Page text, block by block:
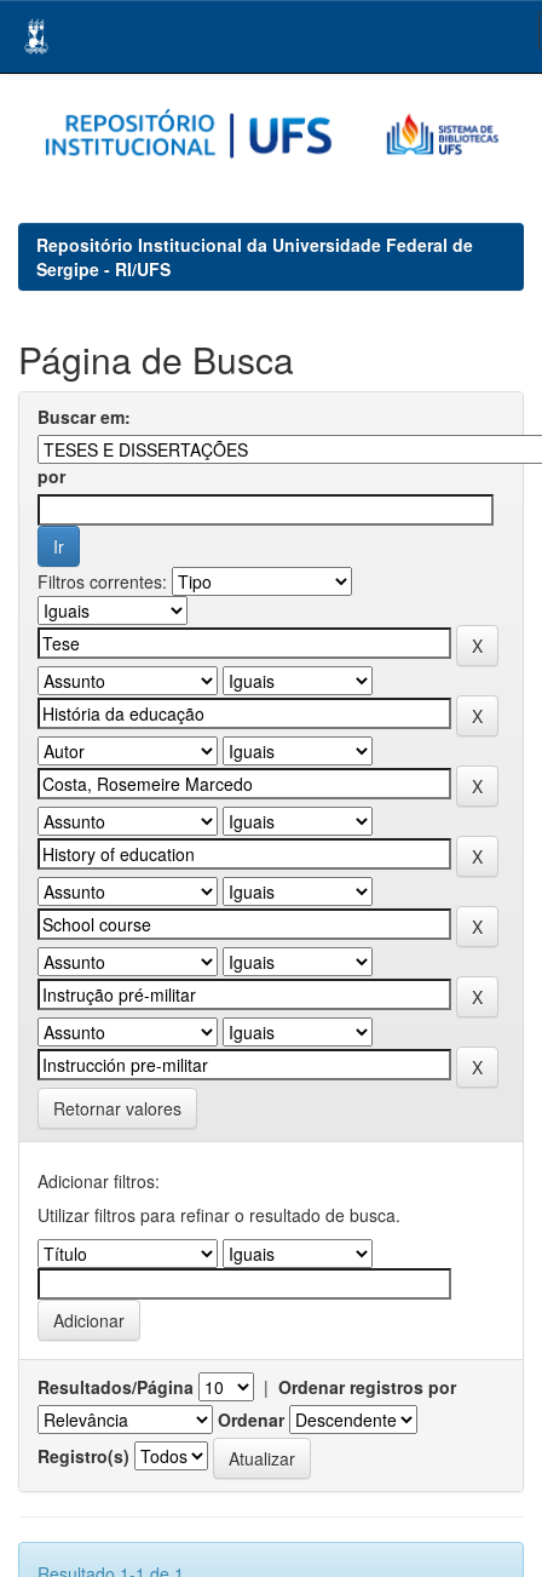
navigation
Repositório Institucional da Universidade Federal de
Sergipe - RI/UFS
Página de Busca
Buscar em:
por
Filtros correntes:
Retornar valores
Adicionar filtros:
Utilizar filtros para refinar o resultado de busca.
Resultados/Página | Ordenar registros por
Ordenar
Registro(s)